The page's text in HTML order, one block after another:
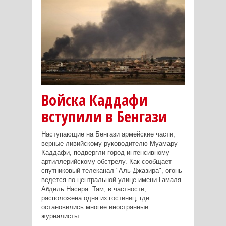
Войска Каддафи
вступили в Бенгази
Наступающие на Бенгази армейские части,
верные ливийскому руководителю Муамару
Каддафи, подвергли город интенсивному
артиллерийскому обстрелу. Как сообщает
спутниковый телеканал "Аль-Джазира", огонь
ведется по центральной улице имени Гамаля
Абдель Насера. Там, в частности,
расположена одна из гостиниц, где
остановились многие иностранные
журналисты.